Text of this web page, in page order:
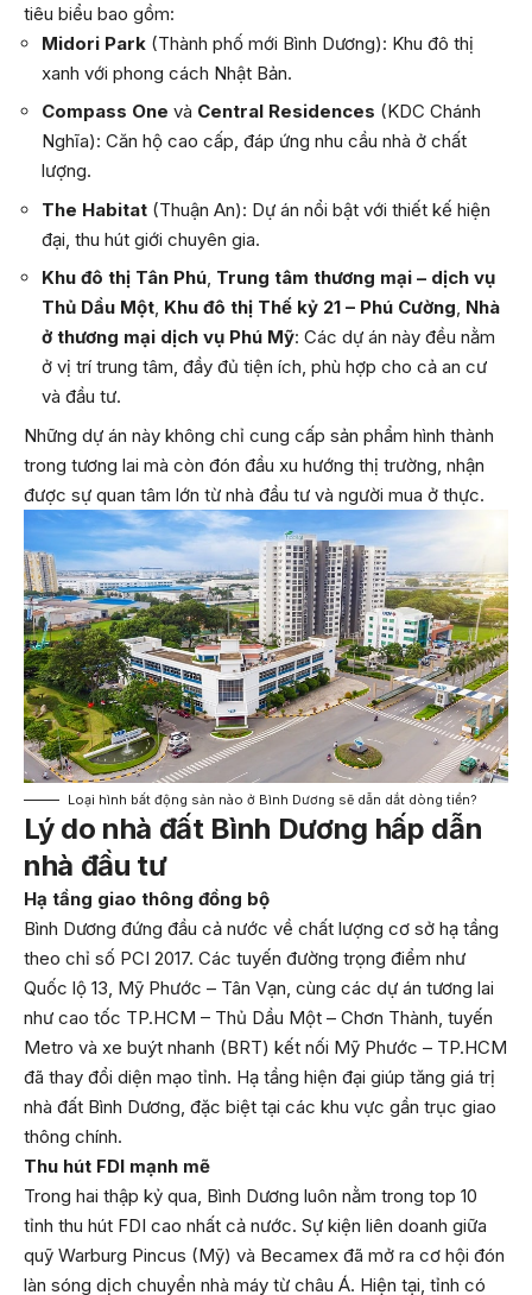
tiêu biểu bao gồm:
Midori Park (Thành phố mới Bình Dương): Khu đô thị
xanh với phong cách Nhật Bản.
Compass One và Central Residences (KDC Chánh
Nghĩa): Căn hộ cao cấp, đáp ứng nhu cầu nhà ở chất
lượng.
The Habitat (Thuận An): Dự án nổi bật với thiết kế hiện
đại, thu hút giới chuyên gia.
Khu đô thị Tân Phú, Trung tâm thương mại – dịch vụ
Thủ Dầu Một, Khu đô thị Thế kỷ 21 – Phú Cường, Nhà
ở thương mại dịch vụ Phú Mỹ: Các dự án này đều nằm
ở vị trí trung tâm, đầy đủ tiện ích, phù hợp cho cả an cư
và đầu tư.
Những dự án này không chỉ cung cấp sản phẩm hình thành
trong tương lai mà còn đón đầu xu hướng thị trường, nhận
được sự quan tâm lớn từ nhà đầu tư và người mua ở thực.
Loại hình bất động sản nào ở Bình Dương sẽ dẫn dắt dòng tiền?
Lý do nhà đất Bình Dương hấp dẫn
nhà đầu tư
Hạ tầng giao thông đồng bộ
Bình Dương đứng đầu cả nước về chất lượng cơ sở hạ tầng
theo chỉ số PCI 2017. Các tuyến đường trọng điểm như
Quốc lộ 13, Mỹ Phước – Tân Vạn, cùng các dự án tương lai
như cao tốc TP.HCM – Thủ Dầu Một – Chơn Thành, tuyến
Metro và xe buýt nhanh (BRT) kết nối Mỹ Phước – TP.HCM
đã thay đổi diện mạo tỉnh. Hạ tầng hiện đại giúp tăng giá trị
nhà đất Bình Dương, đặc biệt tại các khu vực gần trục giao
thông chính.
Thu hút FDI mạnh mẽ
Trong hai thập kỷ qua, Bình Dương luôn nằm trong top 10
tỉnh thu hút FDI cao nhất cả nước. Sự kiện liên doanh giữa
quỹ Warburg Pincus (Mỹ) và Becamex đã mở ra cơ hội đón
làn sóng dịch chuyển nhà máy từ châu Á. Hiện tại, tỉnh có